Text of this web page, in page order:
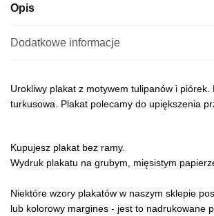
Opis
Dodatkowe informacje
Urokliwy plakat z motywem tulipanów i piórek.
turkusowa. Plakat polecamy do upiększenia
Kupujesz plakat bez ramy.
Wydruk plakatu na grubym, mięsistym
Niektóre wzory plakatów w naszym sklepie
lub kolorowy margines - jest to nadrukowane